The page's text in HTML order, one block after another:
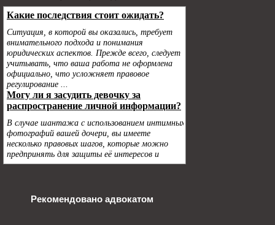
Рекомендовано адвокатом